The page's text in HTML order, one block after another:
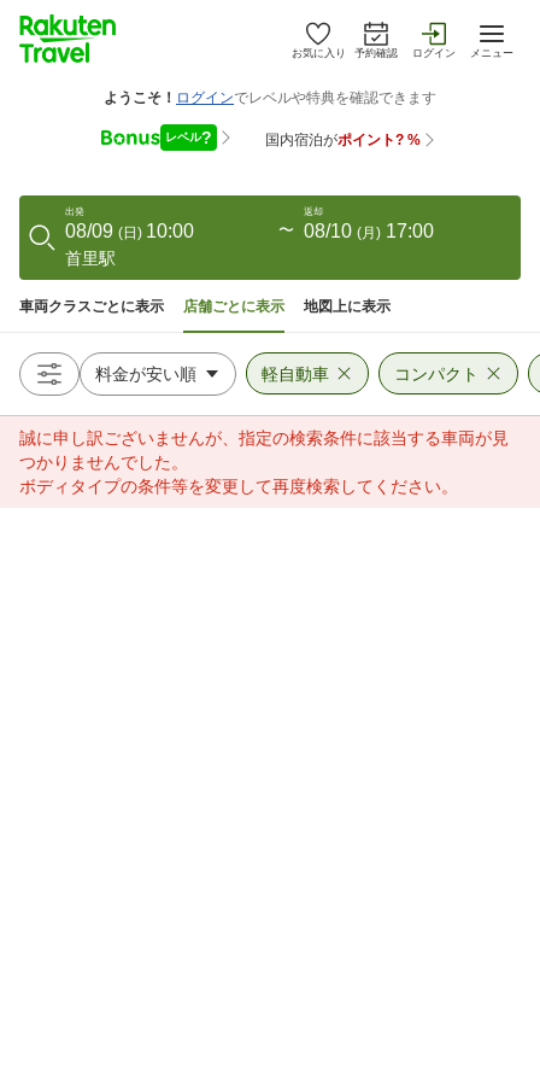
お気に入り 予約確認 ログイン メニュー
出発
08/09 (日) 10:00 〜
返却
08/10 (月 ) 17:00
首里駅
車両クラスごとに表示 店舗ごとに表示 地図上に表示
軽自動車 コンパクト
誠に申し訳ございませんが、指定の検索条件に該当する車両が見
つかりませんでした。
ボディタイプの条件等を変更して再度検索してください。